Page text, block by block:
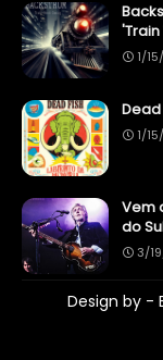
1/
Dead
1/
Vem
do
3/
Design by -